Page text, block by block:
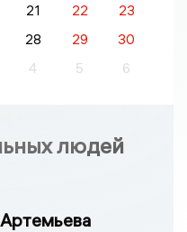
21 22
23
28 29
30
4 5 6
людей